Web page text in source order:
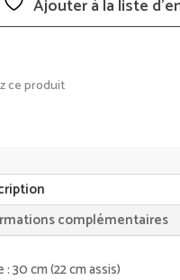
Ajouter à la liste
ce produit
complémentaires
: 30 cm (22 cm assis)